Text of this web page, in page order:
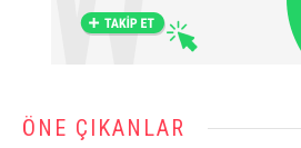
ÖNE ÇIKANLAR